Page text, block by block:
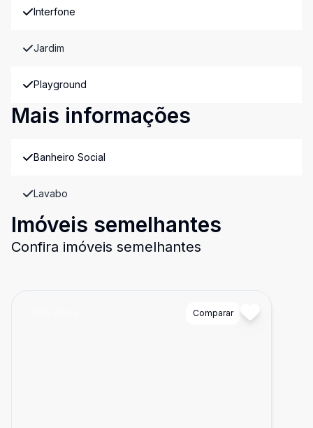
Interfone
Jardim
Playground
Mais informações
Banheiro Social
Lavabo
Imóveis semelhantes
Confira imóveis semelhantes
Comparar